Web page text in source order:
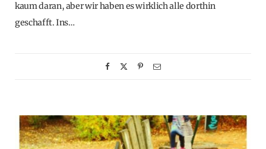
kaum daran, aber wir haben es wirklich alle dorthin
geschafft. Ins…